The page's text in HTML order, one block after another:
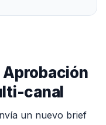
Aprobación
canal
un nuevo brief